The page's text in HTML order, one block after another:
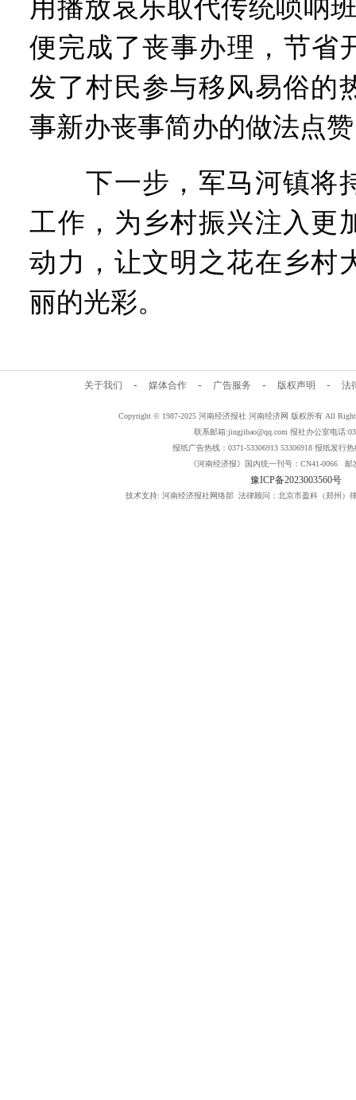
用播放哀乐取代传统唢呐
便完成了丧事办理，节省
发了村民参与移风易俗的
事新办丧事简办的做法点
下一步，军马河镇将
工作，为乡村振兴注入更
动力，让文明之花在乡村
丽的光彩。
关于我们 - 媒体合作 - 广告服务 - 版权声明 - 法
Copyright © 1987-2025 河南经济报社 河南经济网 版权所有 All
联系邮箱:jingjibao@qq.com 报社办公室电话
报纸广告热线：0371-53306913 53306918 报纸发行热
《河南经济报》国内统一刊号：CN41-0066 邮
豫ICP备2023003560号
技术支持: 河南经济报社网络部 法律顾问：北京市盈科（郑州